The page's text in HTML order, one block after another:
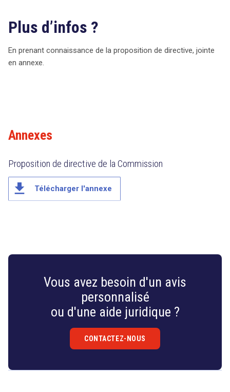
Plus d’infos ?
En prenant connaissance de la proposition de directive, jointe
en annexe.
Annexes
Proposition de directive de la Commission
file_download Télécharger l'annexe
Vous avez besoin d'un avis
personnalisé
ou d'une aide juridique ?
CONTACTEZ-NOUS